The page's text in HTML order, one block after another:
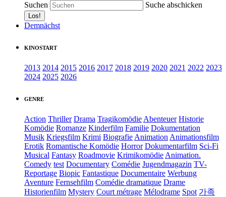
Suchen Suche abschicken
Demnächst
KINOSTART
2013 2014 2015 2016 2017 2018 2019 2020 2021 2022 2023
2024 2025 2026
GENRE
Action Thriller Drama Tragikomödie Abenteuer Historie
Komödie Romanze Kinderfilm Familie Dokumentation
Musik Kriegsfilm Krimi Biografie Animation Animationsfilm
Erotik Romantische Komödie Horror Dokumentarfilm Sci-Fi
Musical Fantasy Roadmovie Krimikomödie Animation.
Comedy test Documentary Comédie Jugendmagazin TV-
Reportage Biopic Fantastique Documentaire Werbung
Aventure Fernsehfilm Comédie dramatique Drame
Historienfilm Mystery Court métrage Mélodrame Spot 가족